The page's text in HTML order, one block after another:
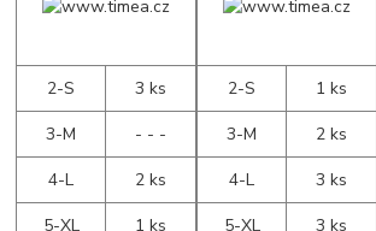
2-S
3 ks
3-M
- - -
4-L
2 ks
5-XL
1 ks
2-S
1 ks
3-M
2 ks
4-L
3 ks
5-XL
3 ks